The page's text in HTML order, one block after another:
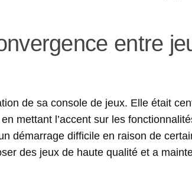
entre
de sa console de jeux. Elle était
mettant l’accent sur les
démarrage difficile en raison de
des jeux de haute qualité et a